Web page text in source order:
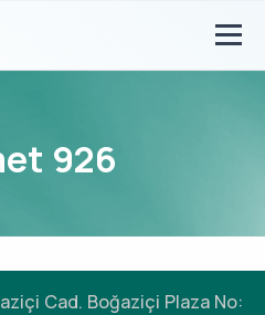
926
Cad. Boğaziçi Plaza No: